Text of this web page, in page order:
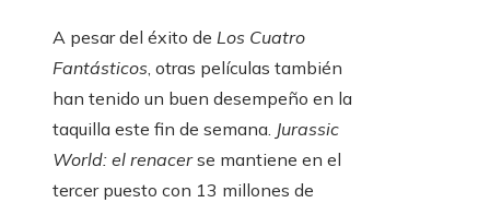
A pesar del éxito de Los Cuatro
Fantásticos, otras películas también
han tenido un buen desempeño en la
taquilla este fin de semana. Jurassic
World: el renacerse mantiene en el
tercer puesto con 13 millones de